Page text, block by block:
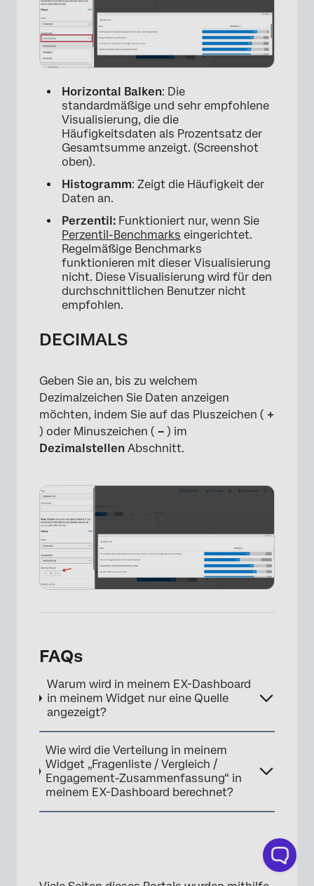
×
Horizontal Balken: Die
standardmäßige und sehr empfohlene
Visualisierung, die die
Häufigkeitsdaten als Prozentsatz der
Gesamtsumme anzeigt. (Screenshot
oben).
Histogramm: Zeigt die Häufigkeit der
Daten an.
Perzentil: Funktioniert nur, wenn Sie
Perzentil-Benchmarks eingerichtet.
Regelmäßige Benchmarks
funktionieren mit dieser Visualisierung
nicht. Diese Visualisierung wird für den
durchschnittlichen Benutzer nicht
empfohlen.
DECIMALS
Geben Sie an, bis zu welchem
Dezimalzeichen Sie Daten anzeigen
möchten, indem Sie auf das Pluszeichen ( +
) oder Minuszeichen ( – ) im
Dezimalstellen Abschnitt.
FAQs
Warum wird in meinem EX-Dashboard
in meinem Widget nur eine Quelle
angezeigt?
Wie wird die Verteilung in meinem
Widget „Fragenliste / Vergleich /
Engagement-Zusammenfassung“ in
meinem EX-Dashboard berechnet?